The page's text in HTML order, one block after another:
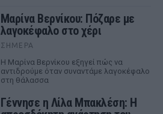
Μαρίνα Βερνίκου: Πόζαρε με
λαγοκέφαλο στο χέρι
ΣΉΜΕΡΑ
Η Μαρίνα Βερνίκου εξηγεί πώς να
αντιδρούμε όταν συναντάμε λαγοκέφαλο
στη θάλασσα
Γέννησε η Λίλα Μπακλέση: Η